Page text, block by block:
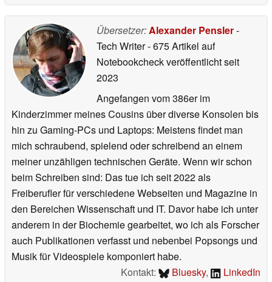
Übersetzer:Alexander Pensler-
Tech Writer- 675 Artikel auf
Notebookcheck veröffentlichtseit
2023
Angefangen vom 386er im
Kinderzimmer meines Cousins über diverse Konsolen bis
hin zu Gaming-PCs und Laptops: Meistens findet man
mich schraubend, spielend oder schreibend an einem
meiner unzähligen technischen Geräte. Wenn wir schon
beim Schreiben sind: Das tue ich seit 2022 als
Freiberufler für verschiedene Webseiten und Magazine in
den Bereichen Wissenschaft und IT. Davor habe ich unter
anderem in der Biochemie gearbeitet, wo ich als Forscher
auch Publikationen verfasst und nebenbei Popsongs und
Musik für Videospiele komponiert habe.
Kontakt:
Bluesky, LinkedIn